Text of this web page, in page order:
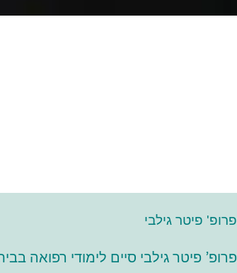
פרופ' פיטר גילבי
פרופ' פיטר גילבי סיים לימודי